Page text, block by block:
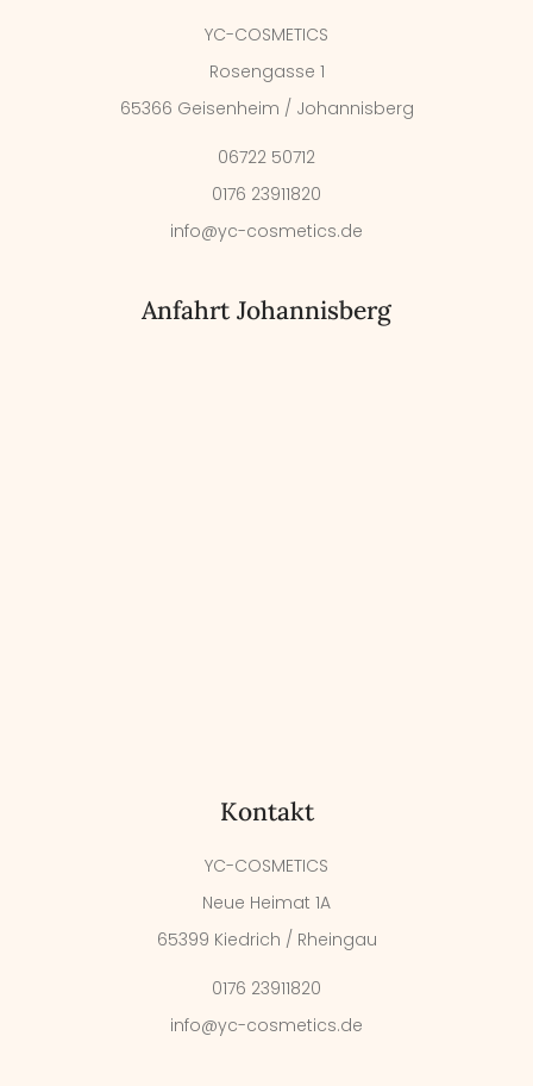
YC-COSMETICS
Rosengasse 1
65366 Geisenheim / Johannisberg
06722 50712
0176 23911820
info@yc-cosmetics.de
Anfahrt Johannisberg
Kontakt
YC-COSMETICS
Neue Heimat 1A
65399 Kiedrich / Rheingau
0176 23911820
info@yc-cosmetics.de